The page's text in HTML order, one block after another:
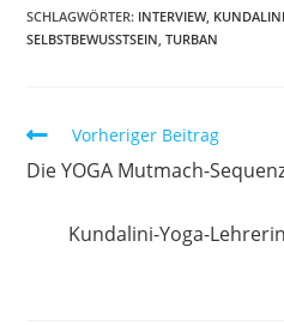
SCHLAGWÖRTER: INTERVIEW,
SELBSTBEWUSSTSEIN, TURBAN
Weitere
ansehen
Vorheriger Beitrag
Die YOGA Mutmach-
Kundalini-Yoga-